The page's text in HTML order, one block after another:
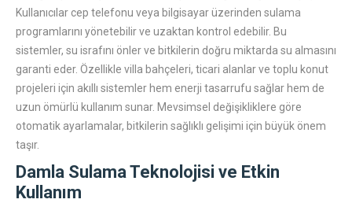
Kullanıcılar cep telefonu veya bilgisayar üzerinden sulama
programlarını yönetebilir ve uzaktan kontrol edebilir. Bu
sistemler, su israfını önler ve bitkilerin doğru miktarda su almasını
garanti eder. Özellikle villa bahçeleri, ticari alanlar ve toplu konut
projeleri için akıllı sistemler hem enerji tasarrufu sağlar hem de
uzun ömürlü kullanım sunar. Mevsimsel değişikliklere göre
otomatik ayarlamalar, bitkilerin sağlıklı gelişimi için büyük önem
taşır.
Damla Sulama Teknolojisi ve Etkin
Kullanım